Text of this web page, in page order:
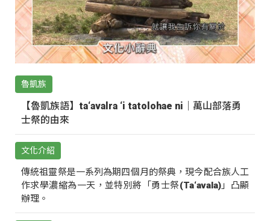
魯凱族
【魯凱族語】ta‘avalra ‘i tatolohae ni｜萬山部落勇
士祭的由來
文化介紹
傳統祖靈祭是一系列為期四個月的祭典，現今配合族人工
作求學濃縮為一天，並特別將「勇士祭(Ta‘avala)」凸顯
辦理。